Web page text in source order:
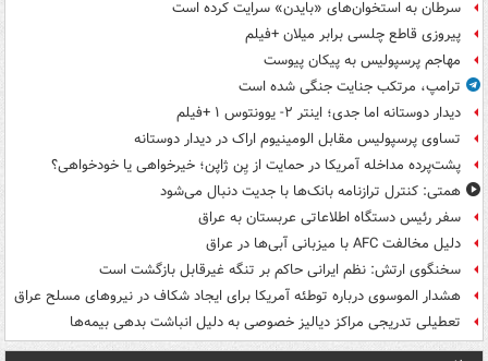
سرطان به استخوان‌های «بایدن» سرایت کرده است
پیروزی قاطع چلسی برابر میلان +فیلم
مهاجم پرسپولیس به پیکان پیوست
ترامپ، مرتکب جنایت جنگی شده است
دیدار دوستانه اما جدی؛ اینتر ۲- یوونتوس ۱ +فیلم
تساوی پرسپولیس مقابل الومینیوم اراک در دیدار دوستانه
پشت‌پرده مداخله آمریکا در حمایت از یِن ژاپن؛ خیرخواهی یا خودخواهی؟
همتی: کنترل ترازنامه بانک‌ها با جدیت دنبال می‌شود
سفر رئیس دستگاه اطلاعاتی عربستان به عراق
دلیل مخالفت AFC با میزبانی آبی‌ها در عراق
سخنگوی ارتش: نظم ایرانی حاکم بر تنگه غیرقابل بازگشت است
هشدار الموسوی درباره توطئه آمریکا برای ایجاد شکاف در نیروهای مسلح عراق
تعطیلی تدریجی مراکز دیالیز خصوصی به دلیل انباشت بدهی بیمه‌ها